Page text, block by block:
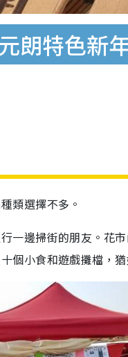
朗特色新
類選擇不多。
一邊掃街的朋友。花
個小食和遊戲攤檔，